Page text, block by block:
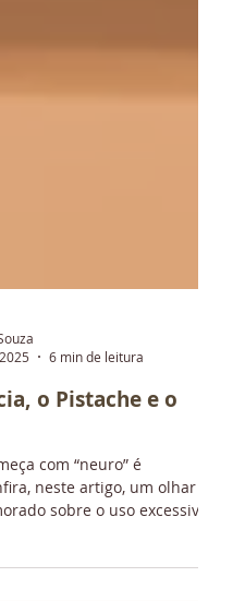
6 min de leitura
o Pistache e o
com “neuro” é
sobre o uso excessivo